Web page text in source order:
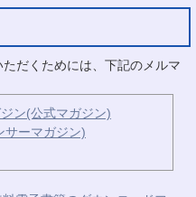
だくためには、下記のメルマ
ン(公式マガジン)
サーマガジン)